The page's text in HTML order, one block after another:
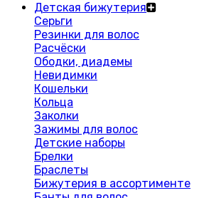
Детская бижутерия
Серьги
Резинки для волос
Расчёски
Ободки, диадемы
Невидимки
Кошельки
Кольца
Заколки
Зажимы для волос
Детские наборы
Брелки
Браслеты
Бижутерия в ассортименте